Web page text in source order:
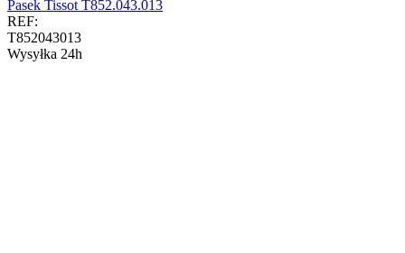
Pasek Tissot T852.043.013
REF:
T852043013
Wysyłka 24h